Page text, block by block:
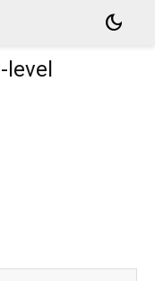
dark_mode